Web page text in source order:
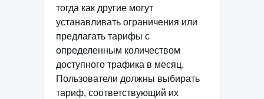
тогда как другие могут
устанавливать ограничения или
предлагать тарифы с
определенным количеством
доступного трафика в месяц.
Пользователи должны выбирать
тариф, соответствующий их